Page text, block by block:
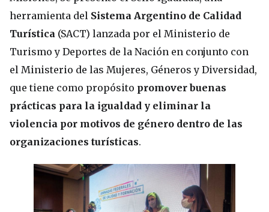
herramienta del Sistema Argentino de Calidad
Turística (SACT) lanzada por el Ministerio de
Turismo y Deportes de la Nación en conjunto con
el Ministerio de las Mujeres, Géneros y Diversidad,
que tiene como propósito promover buenas
prácticas para la igualdad y eliminar la
violencia por motivos de género dentro de las
organizaciones turísticas.